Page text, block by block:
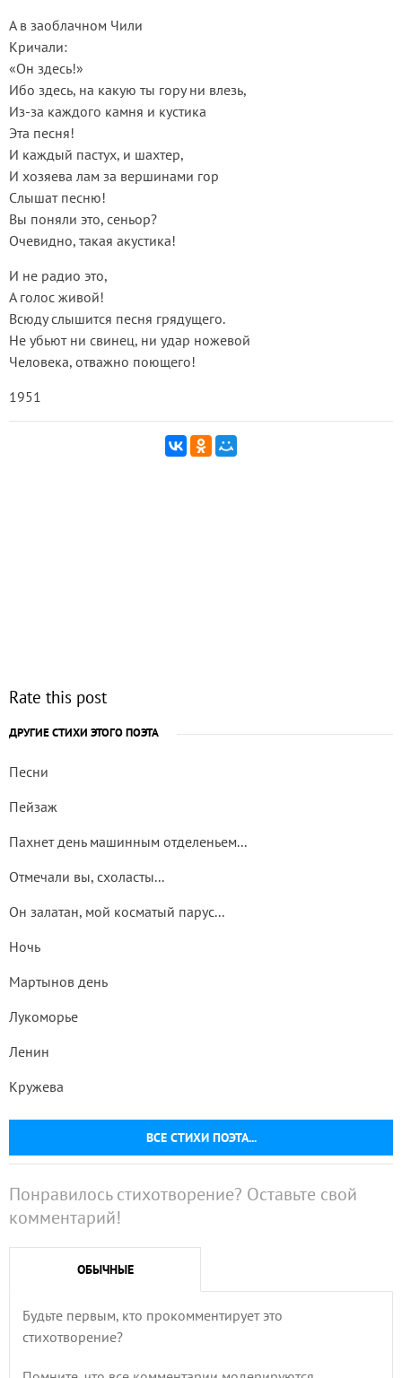
А в заоблачном Чили
Кричали:
«Он здесь!»
Ибо здесь, на какую ты гору ни влезь,
Из-за каждого камня и кустика
Эта песня!
И каждый пастух, и шахтер,
И хозяева лам за вершинами гор
Слышат песню!
Вы поняли это, сеньор?
Очевидно, такая акустика!
И не радио это,
А голос живой!
Всюду слышится песня грядущего.
Не убьют ни свинец, ни удар ножевой
Человека, отважно поющего!
1951
Rate this post
ДРУГИЕ СТИХИ ЭТОГО ПОЭТА
ВСЕ СТИХИ ПОЭТА...
Песни
Пейзаж
Пахнет день машинным отделеньем...
Отмечали вы, схоласты...
Он залатан, мой косматый парус...
Ночь
Мартынов день
Лукоморье
Ленин
Кружева
Понравилось стихотворение? Оставьте свой
комментарий!
ОБЫЧНЫЕ
Будьте первым, кто прокомментирует это
стихотворение?